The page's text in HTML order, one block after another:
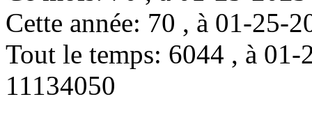
Cette année: 70 , à 01-25-
Tout le temps: 6044 , à
11134050